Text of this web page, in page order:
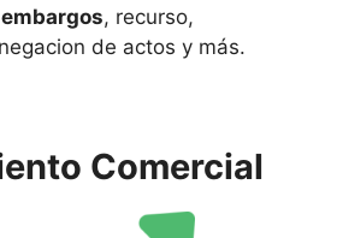
embargos, recurso,
de actos y más.
Comercial